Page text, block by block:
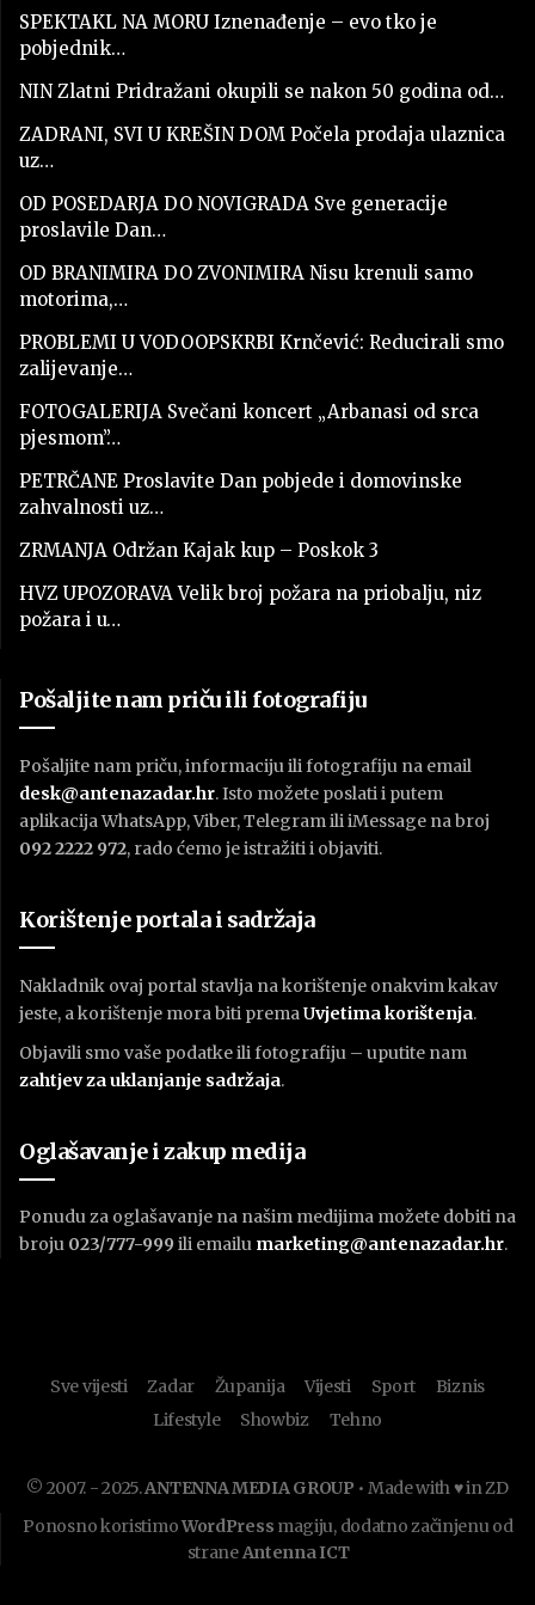
SPEKTAKL NA MORU Iznenađenje – evo tko je
pobjednik…
NIN Zlatni Pridražani okupili se nakon 50 godina od…
ZADRANI, SVI U KREŠIN DOM Počela prodaja ulaznica
uz…
OD POSEDARJA DO NOVIGRADA Sve generacije
proslavile Dan…
OD BRANIMIRA DO ZVONIMIRA Nisu krenuli samo
motorima,…
PROBLEMI U VODOOPSKRBI Krnčević: Reducirali smo
zalijevanje…
FOTOGALERIJA Svečani koncert „Arbanasi od srca
pjesmom”…
PETRČANE Proslavite Dan pobjede i domovinske
zahvalnosti uz…
ZRMANJA Održan Kajak kup – Poskok 3
HVZ UPOZORAVA Velik broj požara na priobalju, niz
požara i u…
Pošaljite nam priču ili fotografiju
Pošaljite nam priču, informaciju ili fotografiju na email
desk@antenazadar.hr. Isto možete poslati i putem
aplikacija WhatsApp, Viber, Telegram ili iMessage na broj
092 2222 972, rado ćemo je istražiti i objaviti.
Korištenje portala i sadržaja
Nakladnik ovaj portal stavlja na korištenje onakvim kakav
jeste, a korištenje mora biti premaUvjetima korištenja.
Objavili smo vaše podatke ili fotografiju – uputite nam
zahtjev za uklanjanje sadržaja.
Oglašavanje i zakup medija
Ponudu za oglašavanje na našim medijima možete dobiti na
broju 023/777-999 ili emailu marketing@antenazadar.hr.
Sve vijesti Zadar Županija Vijesti Sport
Biznis
Lifestyle
Showbiz Tehno
© 2007. - 2025.ANTENNA MEDIA GROUP • Made with ♥ in ZD
Ponosno koristimoWordPress magiju, dodatno začinjenu od
straneAntenna ICT